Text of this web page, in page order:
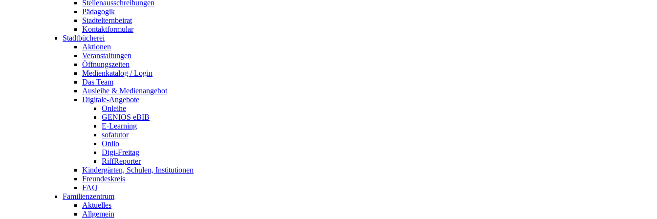
Stellenausschreibungen
Pädagogik
Stadtelternbeirat
Kontaktformular
Stadtbücherei
Aktionen
Veranstaltungen
Öffnungszeiten
Medienkatalog / Login
Das Team
Ausleihe & Medienangebot
Digitale-Angebote
Onleihe
GENIOS eBIB
E-Learning
sofatutor
Onilo
Digi-Freitag
RiffReporter
Kindergärten, Schulen, Institutionen
Freundeskreis
FAQ
Familienzentrum
Aktuelles
Allgemein